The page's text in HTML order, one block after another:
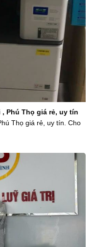
Phú Thọ giá rẻ, uy tín
Thọ giá rẻ, uy tín. Cho